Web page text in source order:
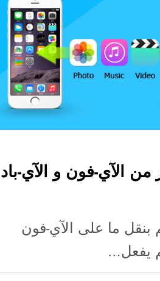
الآي-فون و الآي-باد
ما على الآي-فون
يفعل…